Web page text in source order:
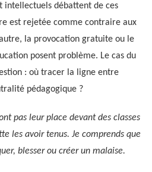
intellectuels débattent de ces
est rejetée comme contraire aux
la provocation gratuite ou le
posent problème. Le cas du
: où tracer la ligne entre
pédagogique ?
pas leur place devant des classes
les avoir tenus. Je comprends que
blesser ou créer un malaise.